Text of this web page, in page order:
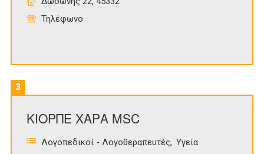
Τηλέφωνο
3
ΚΙΟΡΠΕ ΧΑΡΑ MSC
Λογοπεδικοί - Λογοθεραπευτές
Υγεία